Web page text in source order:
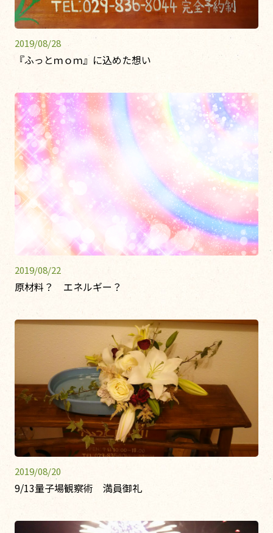
2019/08/28
『ふっとｍｏｍ』に込めた想い
2019/08/22
原材料？ エネルギー？
2019/08/20
9/13量子場観察術 満員御礼